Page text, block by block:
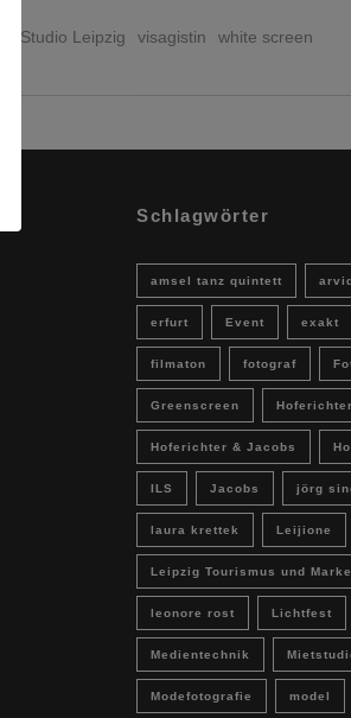
Studio Leipzig visagistin white screen
Schlagwörter
amsel tanz quintett
erfurt Event exakt
filmaton fotograf
Greenscreen Hoferichter
Hoferichter & Jacobs
ILS Jacobs jörg
laura krettek Leijione
Leipzig Tourismus und
leonore rost Lichtfest
Medientechnik
Modefotografie model